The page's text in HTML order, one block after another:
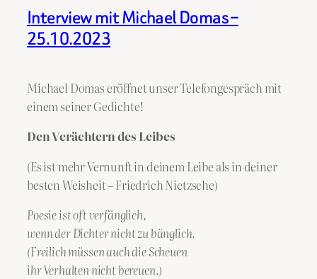
Interview mit Michael Domas –
25.10.2023
Michael Domas eröffnet unser Telefongespräch mit
einem seiner Gedichte!
Den Verächtern des Leibes
(Es ist mehr Vernunft in deinem Leibe als in deiner
besten Weisheit – Friedrich Nietzsche)
Poesie ist oft verfänglich,
wenn der Dichter nicht zu bänglich.
(Freilich müssen auch die Scheuen
ihr Verhalten nicht bereuen.)